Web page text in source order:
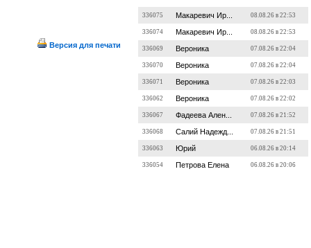
Версия для печати
336075 Макаревич Ир... 08.08.26 в 22:53
336074 Макаревич Ир... 08.08.26 в 22:53
336069 Вероника 07.08.26 в 22:04
336070 Вероника 07.08.26 в 22:04
336071 Вероника 07.08.26 в 22:03
336062 Вероника 07.08.26 в 22:02
336067 Фадеева Ален... 07.08.26 в 21:52
336068 Салий Надежд... 07.08.26 в 21:51
336063 Юрий 06.08.26 в 20:14
336054 Петрова Елена 06.08.26 в 20:06